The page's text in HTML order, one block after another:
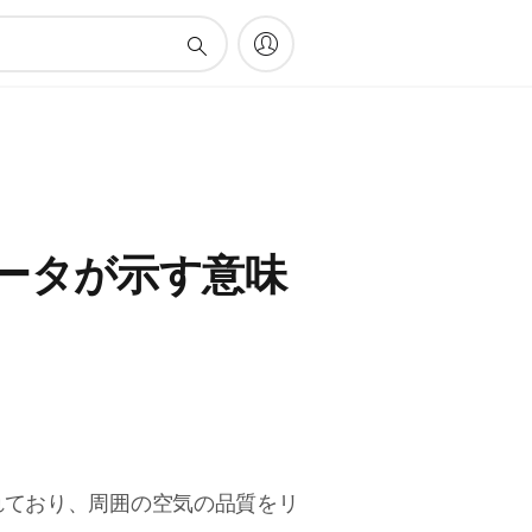
タが示す意味
おり、周囲の空気の品質をリ